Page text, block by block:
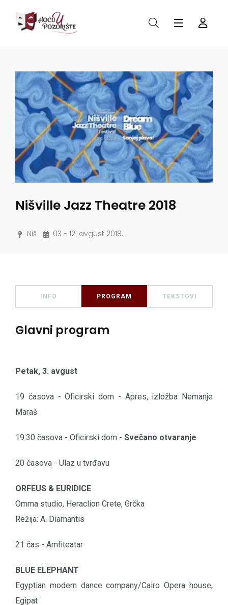
Nišville Jazz Theatre 2018
Niš 03 - 12. avgust 2018.
INFO PROGRAM TEKSTOVI
Glavni program
Petak, 3. avgust
19 časova - Oficirski dom - Apres, izložba Nemanje
Maraš
19:30 časova - Oficirski dom - Svečano otvaranje
20 časova - Ulaz u tvrđavu
ORFEUS & EURIDICE
Omma studio, Heraclion Crete, Grčka
Režija: A. Diamantis
21 čas - Amfiteatar
BLUE ELEPHANT
Egyptian modern dance company/Cairo Opera house,
Egipat